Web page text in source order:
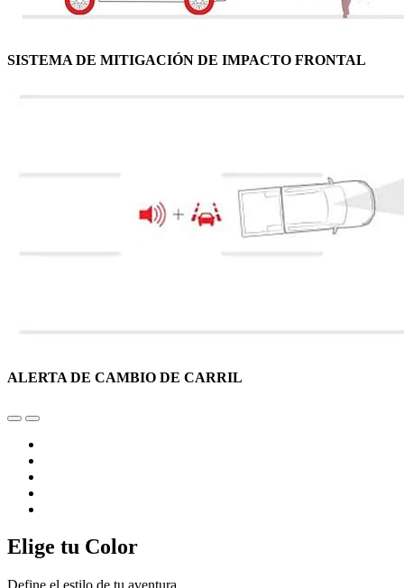
SISTEMA DE MITIGACIÓN DE IMPACTO FRONTAL
ALERTA DE CAMBIO DE CARRIL
Elige tu Color